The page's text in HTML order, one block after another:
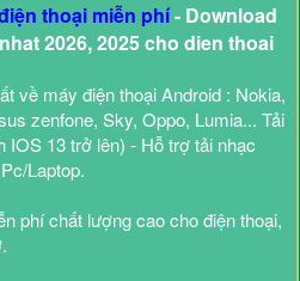
thoại miễn phí- Download
2026, 2025 cho dien thoai
về máy điện thoại Android : Nokia,
zenfone, Sky, Oppo, Lumia... Tải
IOS 13 trở lên) - Hỗ trợ tải nhạc
Laptop.
phí chất lượng cao cho điện thoại,